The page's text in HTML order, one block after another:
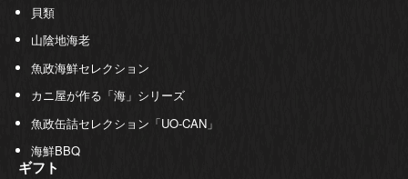
貝類
山陰地海老
魚政海鮮セレクション
カニ屋が作る「海」シリーズ
魚政缶詰セレクション「UO-CAN」
海鮮BBQ
ギフト